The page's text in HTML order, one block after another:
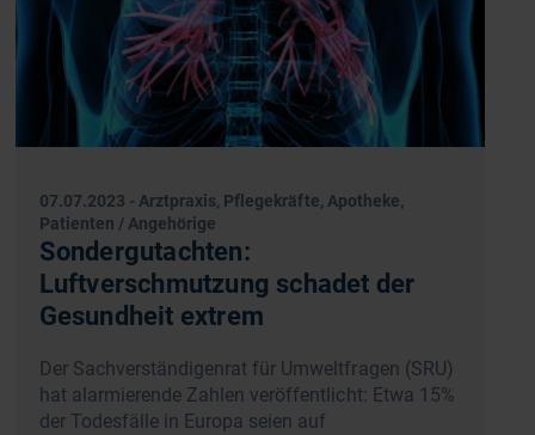
07.07.2023 - Arztpraxis, Pflegekräfte, Apotheke,
Patienten / Angehörige
Sondergutachten:
Luftverschmutzung schadet der
Gesundheit extrem
Der Sachverständigenrat für Umweltfragen (SRU)
hat alarmierende Zahlen veröffentlicht: Etwa 15%
der Todesfälle in Europa seien auf